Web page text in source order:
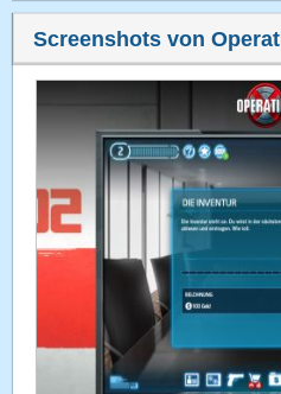
Screenshots von